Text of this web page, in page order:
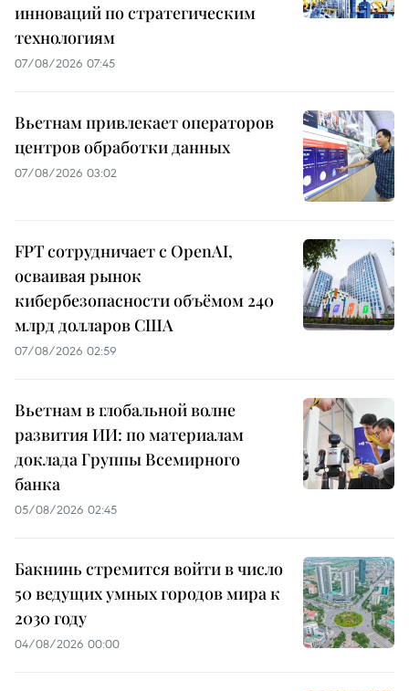
инноваций по стратегическим
технологиям
07/08/2026 07:45
Вьетнам привлекает операторов
центров обработки данных
07/08/2026 03:02
FPT сотрудничает с OpenAI,
осваивая рынок
кибербезопасности объёмом 240
млрд долларов США
07/08/2026 02:59
Вьетнам в глобальной волне
развития ИИ: по материалам
доклада Группы Всемирного
банка
05/08/2026 02:45
Бакнинь стремится войти в число
50 ведущих умных городов мира к
2030 году
04/08/2026 00:00